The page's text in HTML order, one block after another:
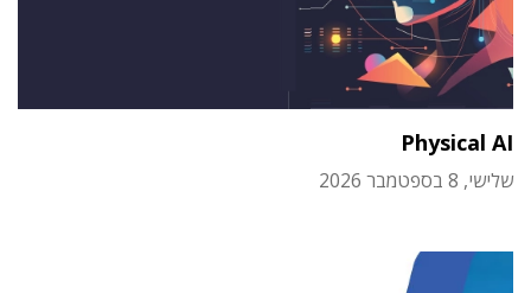
Physical AI
שלישי, 8 בספטמבר 2026